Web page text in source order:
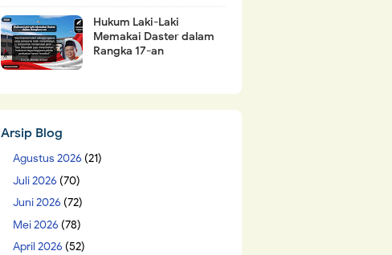
Hukum Laki-Laki
Memakai Daster dalam
Rangka 17-an
Arsip Blog
Agustus 2026 (21)
Juli 2026 (70)
Juni 2026 (72)
Mei 2026 (78)
April 2026 (52)